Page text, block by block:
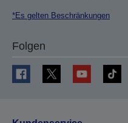
*Es gelten Beschränkungen
Folgen